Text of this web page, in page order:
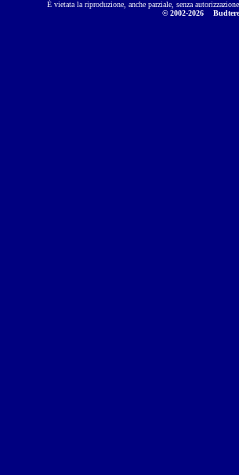
È vietata la riproduzione, anche parziale, senza
© 2002-2026